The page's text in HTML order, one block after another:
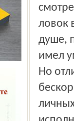
ловок
душе,
имел
Но